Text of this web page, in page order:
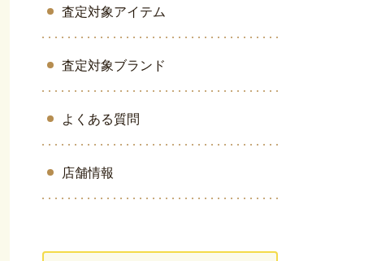
査定対象アイテム
査定対象ブランド
よくある質問
店舗情報